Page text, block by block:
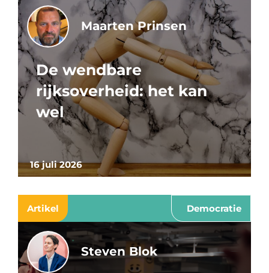
16 juli 2026
Maarten Prinsen
De wendbare
rijksoverheid: het kan
wel
Artikel Democratie
Steven Blok